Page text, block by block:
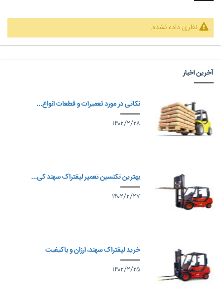
نظری داده نشده.
آخرین اخبار
نکاتی در مورد تعمیرات و قطعات انواع...
۱۴۰۲/۲/۲۸
بهترین تکنسین تعمیر لیفتراک سهند کی...
۱۴۰۲/۲/۲۷
خرید لیفتراک سهند، ارزان و باکیفیت
۱۴۰۲/۲/۲۵